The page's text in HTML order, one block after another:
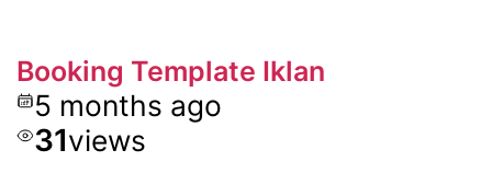
Booking Template Iklan
5 months ago
31views